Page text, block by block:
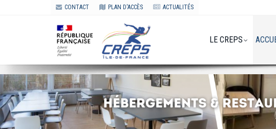
CONTACT PLAN D'ACCÈS ACTUALITÉS
LE CREPS